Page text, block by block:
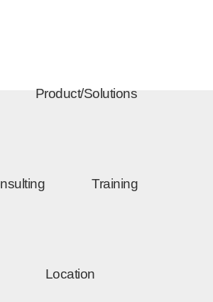
Product/Solutions
Training
Location